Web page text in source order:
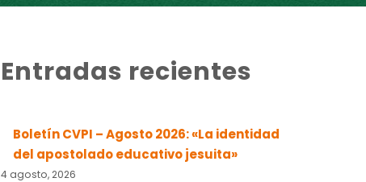
Entradas recientes
Boletín CVPI – Agosto 2026: «La identidad
del apostolado educativo jesuita»
4 agosto, 2026